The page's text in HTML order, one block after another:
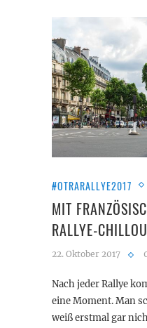
#OTRARALLYE2017
MIT
RALLYE-
22. Oktober 2017
Nach jeder Rallye
eine Moment. Man
weiß erstmal gar